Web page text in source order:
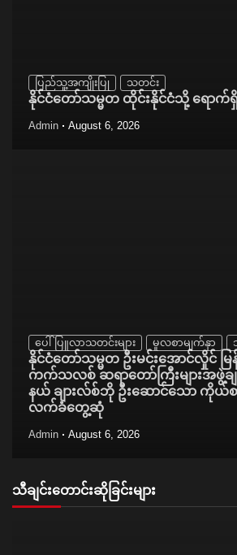
ပြည်သူ့အကျိုးပြု သတင်း
နိုင်ငံတော်သမ္မတ ထိုင်းနိုင်ငံသို့ ရောက်
Admin August 6, 2026
ပေါ်ပြူလာသတင်းများ မူလစာမျက်နှာ
နိုင်ငံတော်သမ္မတ ဦးမင်းအောင်လှိုင် မြ
ကက်သလစ် ဆရာတော်ကြီးများအဖွဲ့ခ
နယ် ချားလ်စ်ဘို ဦးဆောင်သော ကိုယ်
လက်ခံတွေ့ဆုံ
Admin August 6, 2026
သီချင်းတောင်းဆိုခြင်းများ